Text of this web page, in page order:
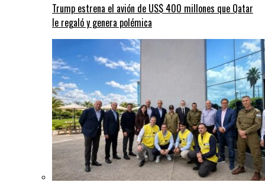
Trump estrena el avión de US$ 400 millones que Qatar
le regaló y genera polémica